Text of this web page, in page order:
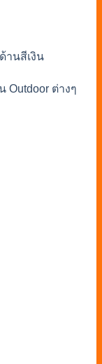
านสีเงิน
Outdoor ต่างๆ